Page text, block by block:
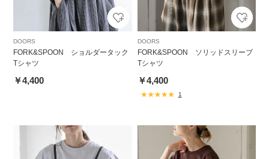
DOORS
FORK&SPOON ショルダータック
Tシャツ
￥4,400
DOORS
FORK&SPOON ソリッドスリーブ
Tシャツ
￥4,400
1